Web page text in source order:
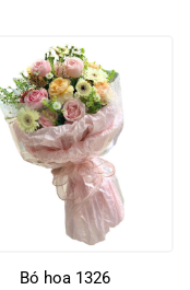
Bó hoa 1326